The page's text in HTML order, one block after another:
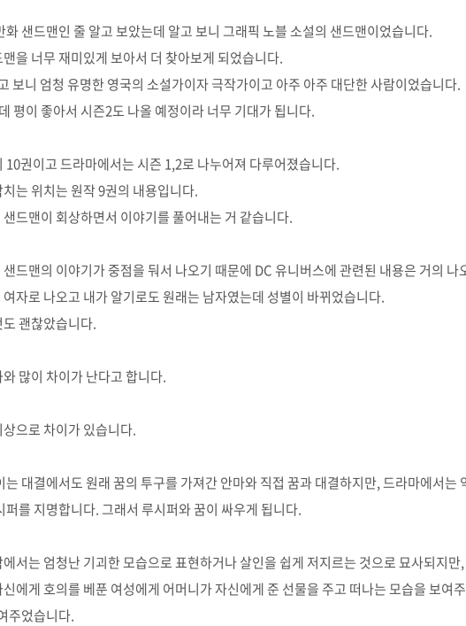
화 샌드맨인 줄 알고 보았는데 알고 보니 그래픽 노블 소설의 샌드맨이었습니다.
을 너무 재미있게 보아서 더 찾아보게 되었습니다.
보니 엄청 유명한 영국의 소설가이자 극작가이고 아주 아주 대단한 사람이었습니다.
평이 좋아서 시즌2도 나올 예정이라 너무 기대가 됩니다.
10권이고 드라마에서는 시즌 1,2로 나누어져 다루어졌습니다.
는 위치는 원작 9권의 내용입니다.
드맨이 회상하면서 이야기를 풀어내는 거 같습니다.
드맨의 이야기가 중점을 둬서 나오기 때문에 DC 유니버스에 관련된 내용은 거의 나
자로 나오고 내가 알기로도 원래는 남자였는데 성별이 바뀌었습니다.
괜찮았습니다.
많이 차이가 난다고 합니다.
으로 차이가 있습니다.
는 대결에서도 원래 꿈의 투구를 가져간 안마와 직접 꿈과 대결하지만, 드라마에서는
퍼를 지명합니다. 그래서 루시퍼와 꿈이 싸우게 됩니다.
서는 엄청난 기괴한 모습으로 표현하거나 살인을 쉽게 저지르는 것으로 묘사되지만
에게 호의를 베푼 여성에게 어머니가 자신에게 준 선물을 주고 떠나는 모습을 보여
주었습니다.